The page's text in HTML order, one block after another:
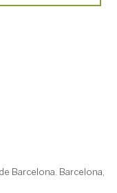
Barcelona. Barcelona,